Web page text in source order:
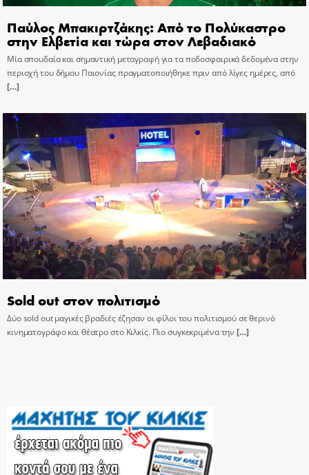
Παύλος Μπακιρτζάκης: Από το Πολύκαστρο
στην Ελβετία και τώρα στον Λεβαδιακό
Μία σπουδαία και σημαντική μεταγραφή για τα ποδοσφαιρικά δεδομένα στην
περιοχή του δήμου Παιονίας πραγματοποιήθηκε πριν από λίγες ημέρες, από
[…]
Sold out στον πολιτισμό
Δύο sold out μαγικές βραδιές έζησαν οι φίλοι του πολιτισμού σε θερινό
κινηματογράφο και θέατρο στο Κιλκίς. Πιο συγκεκριμένα την […]